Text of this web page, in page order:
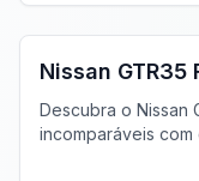
FiveM Carros
Nissan GTR35
Descubra o Nissan
incomparáveis